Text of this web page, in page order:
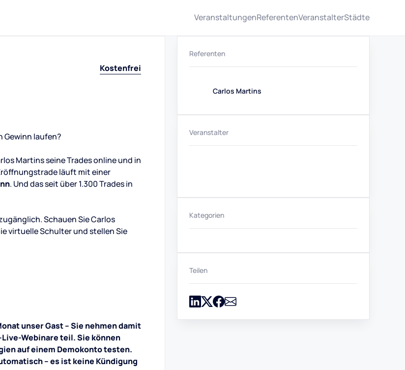
VeranstaltungenReferentenVeranstalterStädte
Kostenfrei
Gewinn laufen?
Martins seine Trades online und in
läuft mit einer
. Und das seit über 1.300 Trades in
Schauen Sie Carlos
virtuelle Schulter und stellen Sie
unser Gast – Sie nehmen damit
Webinare teil. Sie können
auf einem Demokonto testen.
– es ist keine Kündigung
Referenten
Carlos Martins
Veranstalter
Kategorien
Teilen